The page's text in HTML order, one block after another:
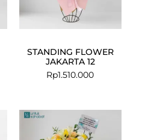
STANDING FLOWER
JAKARTA 12
Rp1.510.000